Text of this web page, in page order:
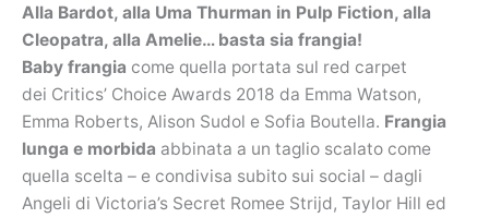
Alla Bardot, alla Uma Thurman in Pulp Fiction, alla
Cleopatra, alla Amelie… basta sia frangia!
Baby frangia come quella portata sul red carpet
dei Critics’ Choice Awards 2018 da Emma Watson,
Emma Roberts, Alison Sudol e Sofia Boutella. Frangia
lunga e morbida abbinata a un taglio scalato come
quella scelta – e condivisa subito sui social – dagli
Angeli di Victoria’s Secret Romee Strijd, Taylor Hill ed